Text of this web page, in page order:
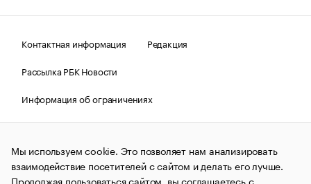
Контактная информация
Редакция
Рассылка РБК Новости
Информация об ограничениях
Правовая информация
О соблюдении авторских прав
© АО «РОСБИЗНЕСКОНСАЛТИНГ»,1995–2026.Сообщения
и материалы информационного агентства «РБК»
(зарегистрировано Федеральной службой по надзору в сфере
Мы используем cookie. Это позволяет нам анализировать
взаимодействие посетителей с сайтом и делать его лучше.
Продолжая пользоваться сайтом, вы соглашаетесь с